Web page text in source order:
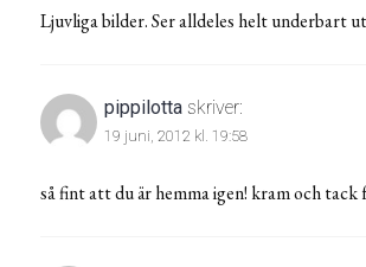
Ljuvliga bilder. Ser alldeles helt underbart
pippilotta skriver:
19 juni, 2012 kl. 19:58
så fint att du är hemma igen! kram och